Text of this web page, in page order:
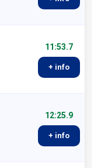
11:53.7
+ info
12:25.9
+ info